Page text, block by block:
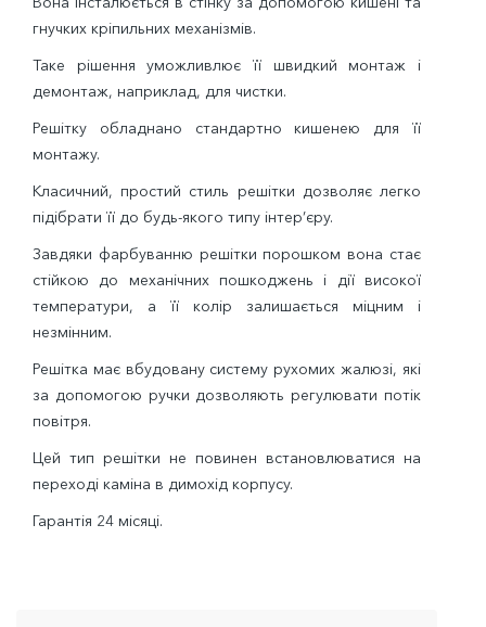
гнучких кріпильних механізмів.
Таке рішення уможливлює її швидкий монтаж і
демонтаж, наприклад, для чистки.
Решітку обладнано стандартно кишенею для її
монтажу.
Класичний, простий стиль решітки дозволяє легко
підібрати її до будь-якого типу інтер’єру.
Завдяки фарбуванню решітки порошком вона стає
стійкою до механічних пошкоджень і дії високої
температури, а її колір залишається міцним і
незмінним.
Решітка має вбудовану систему рухомих жалюзі, які
за допомогою ручки дозволяють регулювати потік
повітря.
Цей тип решітки не повинен встановлюватися на
переході каміна в димохід корпусу.
Гарантія 24 місяці.